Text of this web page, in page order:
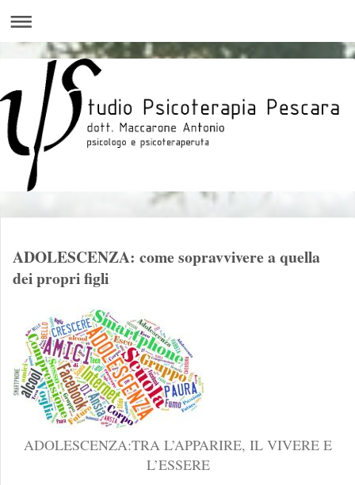
ADOLESCENZA: come sopravvivere a quella
dei propri figli
ADOLESCENZA:TRA L’APPARIRE, IL VIVERE E
L’ESSERE